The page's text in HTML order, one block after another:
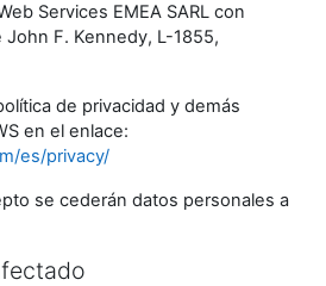
Services EMEA SARL con
F. Kennedy, L-1855,
de privacidad y demás
en el enlace:
es/privacy/
se cederán datos personales a